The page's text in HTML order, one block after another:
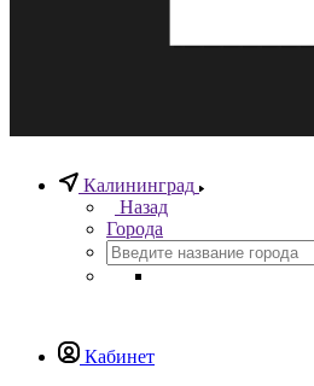
Калининград
Назад
Города
Кабинет